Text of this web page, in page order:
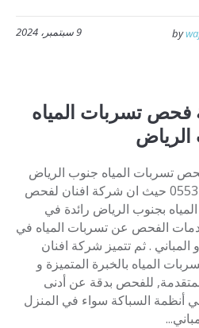
9 سبتمبر، 2024 by
تسربات المياه
تسربات المياه جنوب الرياض
0553445129 حيث ان شركة افنان لفحص
بجنوب الرياض رائدة في
الفحص عن تسربات المياه في
المباني . ثم تتميز شركة افنان
المياه بالخبرة المتميزة و
للفحص بدقة عن أدنى
أنظمة السباكة سواء في المنزل